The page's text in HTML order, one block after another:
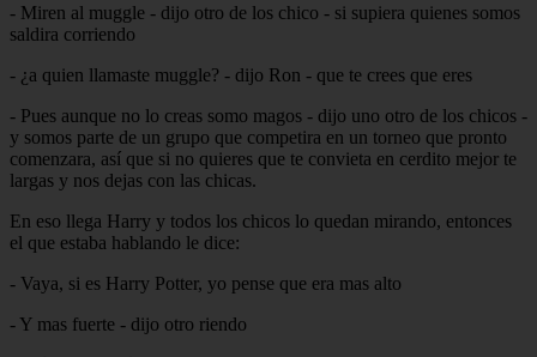
- Miren al muggle - dijo otro de los chico - si supiera quienes somos
saldira corriendo
- ¿a quien llamaste muggle? - dijo Ron - que te crees que eres
- Pues aunque no lo creas somo magos - dijo uno otro de los chicos -
y somos parte de un grupo que competira en un torneo que pronto
comenzara, así que si no quieres que te convieta en cerdito mejor te
largas y nos dejas con las chicas.
En eso llega Harry y todos los chicos lo quedan mirando, entonces
el que estaba hablando le dice:
- Vaya, si es Harry Potter, yo pense que era mas alto
- Y mas fuerte - dijo otro riendo